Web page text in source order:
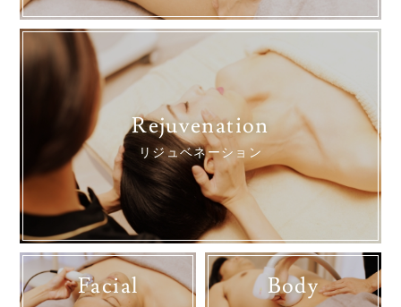
Rejuvenation
リジュベネーション
Facial Body